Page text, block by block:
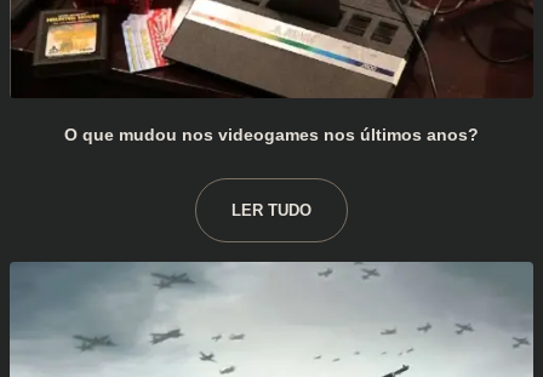
O que mudou nos videogames nos últimos anos?
LER TUDO